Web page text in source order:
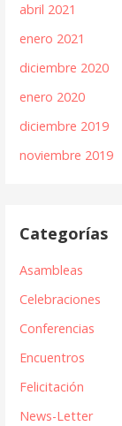
abril 2021
enero 2021
diciembre 2020
enero 2020
diciembre 2019
noviembre 2019
Categorías
Asambleas
Celebraciones
Conferencias
Encuentros
Felicitación
News-Letter